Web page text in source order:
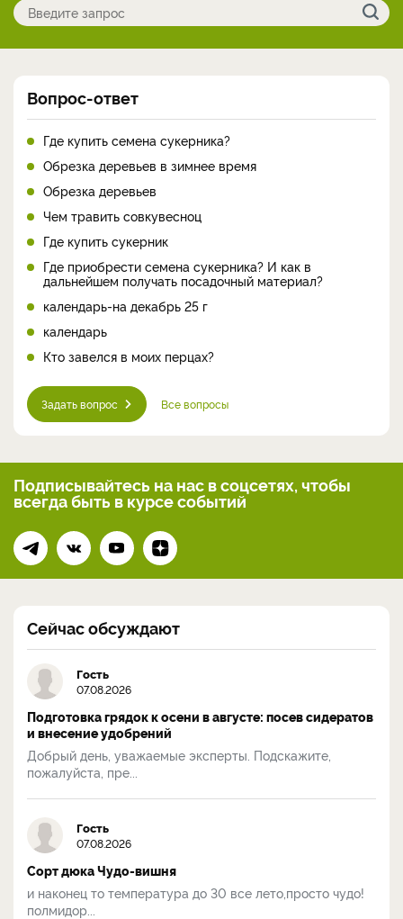
Вопрос-ответ
Где купить семена сукерника?
Обрезка деревьев в зимнее время
Обрезка деревьев
Чем травить совкувесноц
Где купить сукерник
Где приобрести семена сукерника? И как в
дальнейшем получать посадочный материал?
календарь-на декабрь 25 г
календарь
Кто завелся в моих перцах?
Задать вопрос Все вопросы
Подписывайтесь на нас в соцсетях, чтобы
всегдабыть в курсе событий
Сейчас обсуждают
Гость
07.08.2026
Подготовка грядок к осени в августе: посев сидератов
и внесение удобрений
Добрый день, уважаемые эксперты. Подскажите,
пожалуйста, пре...
Гость
07.08.2026
Сорт дюка Чудо-вишня
и наконец то температура до 30 все лето,просто чудо!
полмидор...